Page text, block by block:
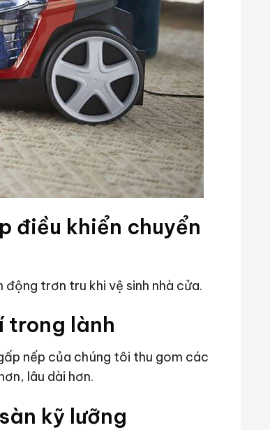
điều khiển chuyển
trơn tru khi vệ sinh nhà cửa.
trong lành
nếp của chúng tôi thu gom các
lâu dài hơn.
kỹ lưỡng